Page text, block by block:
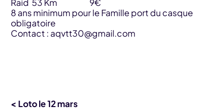
Raid 53 Km 9€
8 ans minimum pour le Famille port du casque
obligatoire
Contact : aqvtt30@gmail.com
< Loto le 12 mars